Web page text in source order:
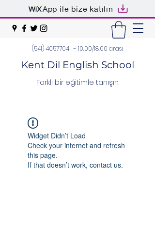
App ile bize katılın
(541) 4057704 - 10.00/18.00 arası
Kent Dil English School
Farklı bir eğitimle tanışın.
Widget Didn’t Load
Check your internet and refresh
this page.
If that doesn’t work, contact us.